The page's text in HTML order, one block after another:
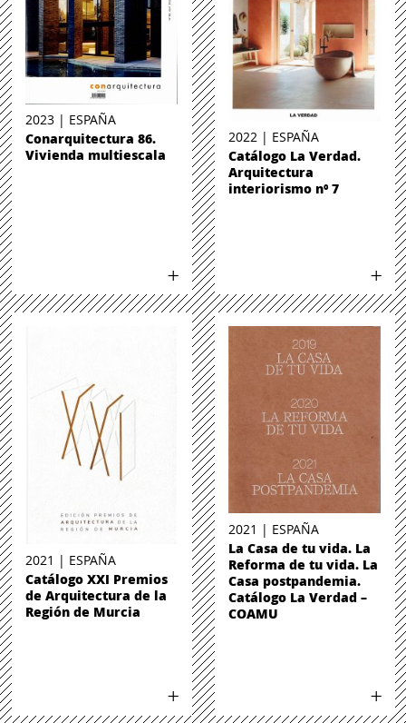
2023 | ESPAÑA
Conarquitectura 86.
Vivienda multiescala
2022 | ESPAÑA
Catálogo La Verdad.
Arquitectura
interiorismo nº 7
2021 | ESPAÑA
Catálogo XXI Premios
de Arquitectura de la
Región de Murcia
2021 | ESPAÑA
La Casa de tu vida. La
Reforma de tu vida. La
Casa postpandemia.
Catálogo La Verdad –
COAMU